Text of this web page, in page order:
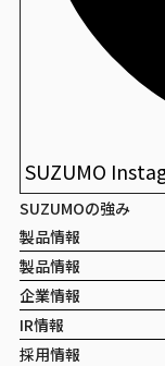
SUZUMO
SUZUMOの強み
製品情報
製品情報
企業情報
IR情報
採用情報